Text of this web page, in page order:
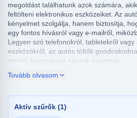
megoldást találhatunk azok számára,
feltölteni elektronikus eszközeiket. Az
kényelmet szolgálja, hanem biztosítja,
egy fontos hívásról vagy e-mailről,
Legyen szó telefonokról, tabletekről vagy
eszközökről, az autós töltők
mindig használatra készek legyenek.
A megfelelő autós töltő kiválasztásánál
a töltési sebességet, a csatlakozók
biztonsági funkciókat, mint például a
Manapság már elérhetőek többportos
egyszerre több eszköz töltését is
Tovább olvasom
Aktív szűrők (1)